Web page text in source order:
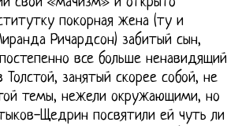
покорная жена (ту и
Ричардсон) забитый сын,
все больше ненавидящий
занятый скорее собой, не
темы, нежели окружающими, но
Щедрин посвятили ей чуть ли